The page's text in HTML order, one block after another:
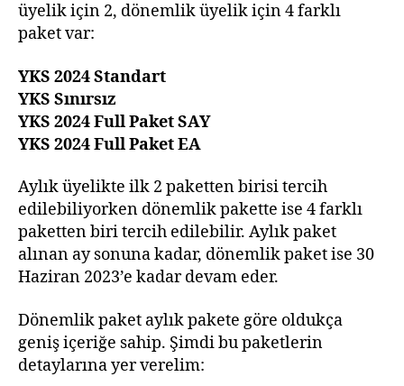
üyelik için 2, dönemlik üyelik için 4 farklı
paket var:
YKS 2024 Standart
YKS Sınırsız
YKS 2024 Full Paket SAY
YKS 2024 Full Paket EA
Aylık üyelikte ilk 2 paketten birisi tercih
edilebiliyorken dönemlik pakette ise 4 farklı
paketten biri tercih edilebilir. Aylık paket
alınan ay sonuna kadar, dönemlik paket ise 30
Haziran 2023’e kadar devam eder.
Dönemlik paket aylık pakete göre oldukça
geniş içeriğe sahip. Şimdi bu paketlerin
detaylarına yer verelim: